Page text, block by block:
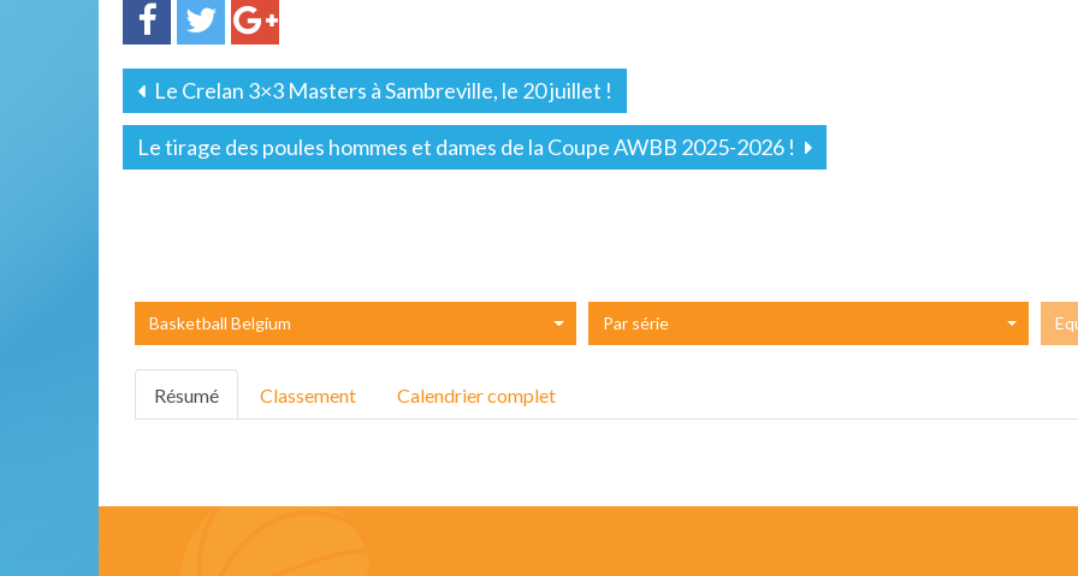
Le Crelan 3×3 Masters à Sambreville, le 20 juillet !
Le tirage des poules hommes et dames de la Coupe AWBB 2025-2026 !
Basketball Belgium Par série
Résumé Classement Calendrier complet